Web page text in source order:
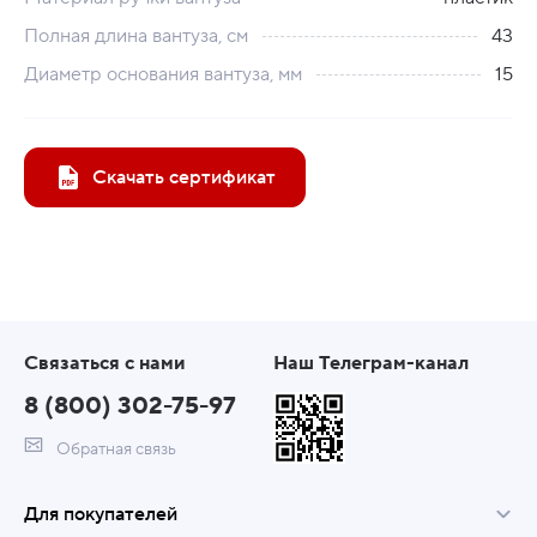
Полная длина вантуза, см
43
Диаметр основания вантуза, мм
15
Скачать сертификат
Связаться с нами
8 (800) 302-75-97
Обратная связь
Наш Телеграм-канал
Для покупателей